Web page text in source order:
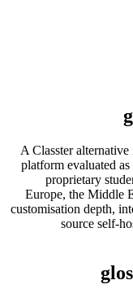
A Classter
platform evaluated
proprietary
Europe, the Middle
customisation depth,
source self-